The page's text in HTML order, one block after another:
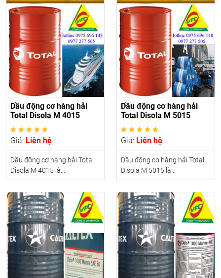
Dầu động cơ hàng hải
Total Disola M 4015
Giá: Liên hệ
Dầu động cơ hàng hải Total
Disola M 4015 là...
Dầu động cơ hàng hải
Total Disola M 5015
Giá: Liên hệ
Dầu động cơ hàng hải Total
Disola M 5015 là...